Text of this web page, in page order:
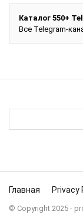
Каталог 550+
Все Telegram-
Главная Privacy
© Copyright 2025 -